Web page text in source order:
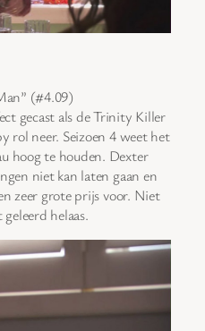
(#4.09)
gecast als de Trinity Killer
rol neer. Seizoen 4 weet het
hoog te houden. Dexter
niet kan laten gaan en
zeer grote prijs voor. Niet
helaas.